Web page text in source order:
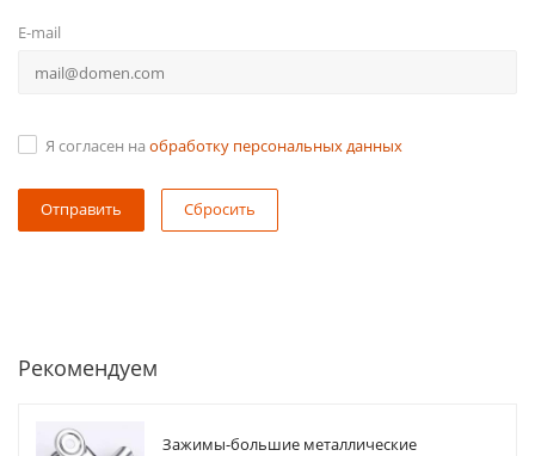
E-mail
Я согласен на обработку персональных данных
Сбросить
Рекомендуем
Зажимы-большие металлические